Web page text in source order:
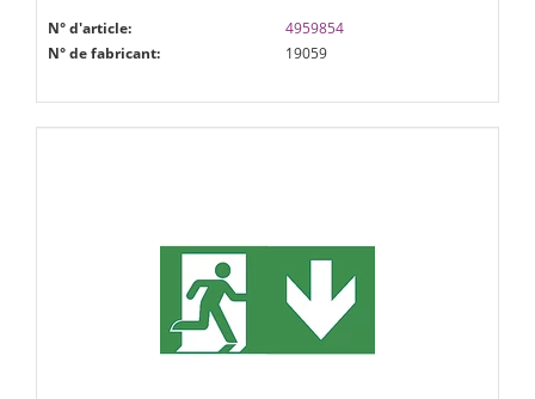
N° d'article:
4959854
N° de fabricant:
19059